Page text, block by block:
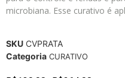
microbiana. Esse curativo é
SKU CVPRATA
Categoria CURATIVO